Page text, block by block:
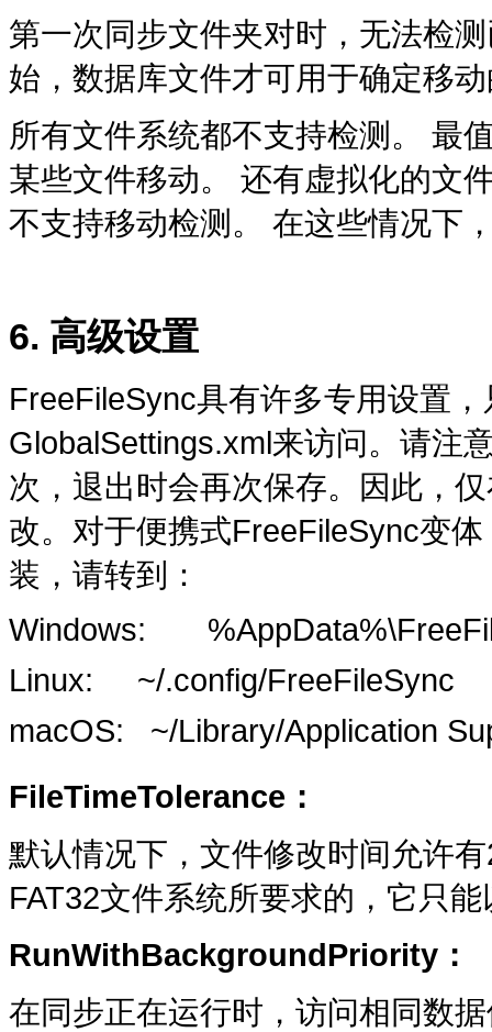
第一次同步文件夹对时，无法检
始，数据库文件才可用于确定移
所有文件系统都不支持检测。 最
某些文件移动。 还有虚拟化的文
不支持移动检测。 在这些情况下
6. 高级设置
FreeFileSync具有许多专用设置
GlobalSettings.xml来访问。请注
次，退出时会再次保存。因此，
改。对于便携式FreeFileSync变
装，请转到：
Windows:
Linux: ~/.config/FreeFileSync
macOS: ~/Library/Application
FileTimeTolerance ：
默认情况下，文件修改时间允许
FAT32文件系统所要求的，它只
RunWithBackgroundPriority ：
在同步正在运行时，访问相同数